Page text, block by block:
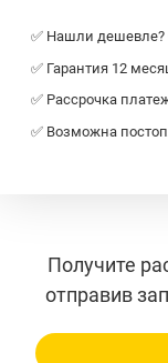
✅ Нашли дешевле?
✅ Гарантия 12
✅ Рассрочка
✅ Возможна
Получите
отправив